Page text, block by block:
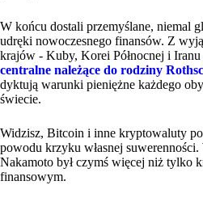
W końcu dostali przemyślane, niemal
udręki nowoczesnego finansów. Z
krajów - Kuby, Korei Północnej i Iranu
centralne należące do rodziny
dyktują warunki pieniężne każdego
świecie.
Widzisz, Bitcoin i inne kryptowaluty
powodu krzyku własnej suwerenności.
Nakamoto był czymś więcej niż tylko
finansowym.